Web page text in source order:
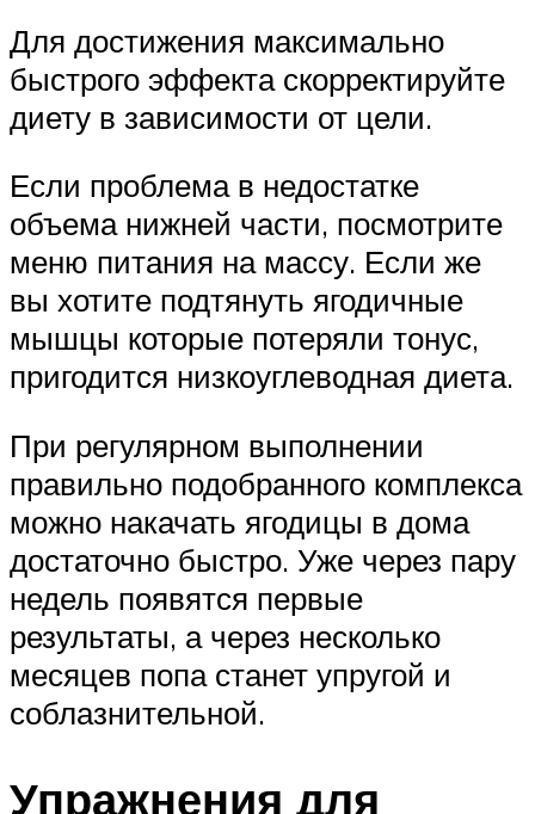
Для достижения максимально
быстрого эффекта скорректируйте
диету в зависимости от цели.
Если проблема в недостатке
объема нижней части, посмотрите
меню питания на массу. Если же
вы хотите подтянуть ягодичные
мышцы которые потеряли тонус,
пригодится низкоуглеводная диета.
При регулярном выполнении
правильно подобранного комплекса
можно накачать ягодицы в дома
достаточно быстро. Уже через пару
недель появятся первые
результаты, а через несколько
месяцев попа станет упругой и
соблазнительной.
Упражнения для